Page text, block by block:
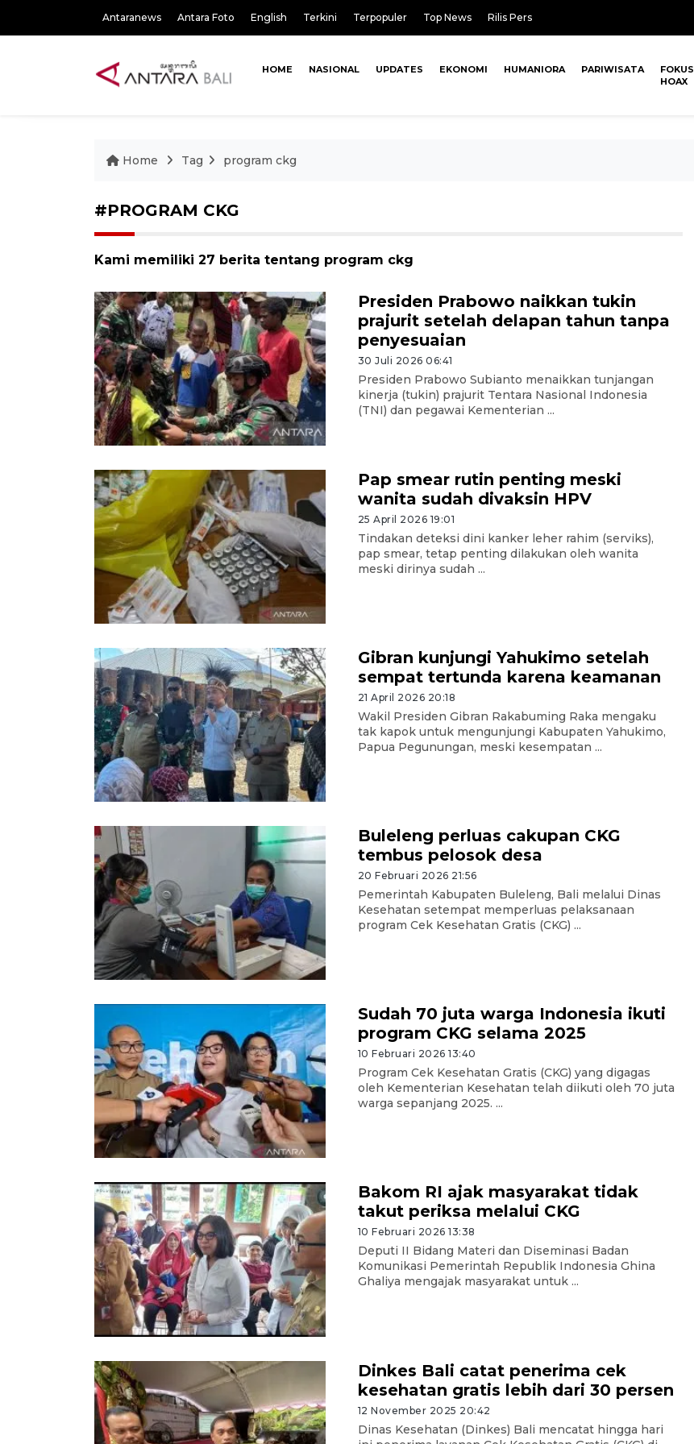
Antaranews Antara Foto English Terkini Terpopuler Top News Rilis Pers
HOME NASIONAL UPDATES EKONOMI HUMANIORA PARIWISATA
FOKUS
HOAX
Home Tag program ckg
#PROGRAM CKG
Kami memiliki 27 berita tentang program ckg
Presiden Prabowo naikkan tukin
prajurit setelah delapan tahun tanpa
penyesuaian
30 Juli 2026 06:41
Presiden Prabowo Subianto menaikkan tunjangan
kinerja (tukin) prajurit Tentara Nasional Indonesia
(TNI) dan pegawai Kementerian ...
Pap smear rutin penting meski
wanita sudah divaksin HPV
25 April 2026 19:01
Tindakan deteksi dini kanker leher rahim (serviks),
pap smear, tetap penting dilakukan oleh wanita
meski dirinya sudah ...
Gibran kunjungi Yahukimo setelah
sempat tertunda karena keamanan
21 April 2026 20:18
Wakil Presiden Gibran Rakabuming Raka mengaku
tak kapok untuk mengunjungi Kabupaten Yahukimo,
Papua Pegunungan, meski kesempatan ...
Buleleng perluas cakupan CKG
tembus pelosok desa
20 Februari 2026 21:56
Pemerintah Kabupaten Buleleng, Bali melalui Dinas
Kesehatan setempat memperluas pelaksanaan
program Cek Kesehatan Gratis (CKG) ...
Sudah 70 juta warga Indonesia ikuti
program CKG selama 2025
10 Februari 2026 13:40
Program Cek Kesehatan Gratis (CKG) yang digagas
oleh Kementerian Kesehatan telah diikuti oleh 70 juta
warga sepanjang 2025. ...
Bakom RI ajak masyarakat tidak
takut periksa melalui CKG
10 Februari 2026 13:38
Deputi II Bidang Materi dan Diseminasi Badan
Komunikasi Pemerintah Republik Indonesia Ghina
Ghaliya mengajak masyarakat untuk ...
Dinkes Bali catat penerima cek
kesehatan gratis lebih dari 30 persen
12 November 2025 20:42
Dinas Kesehatan (Dinkes) Bali mencatat hingga hari